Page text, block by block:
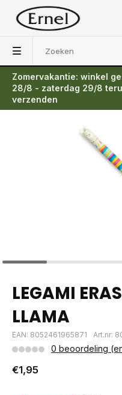
Zomervakantie: winkel
28/8 - zaterdag 29/8
verzenden
Terug
LEGAMI
LLAMA
EAN: 8052461965871 Art.nr:
0 beoordeling
€1,95